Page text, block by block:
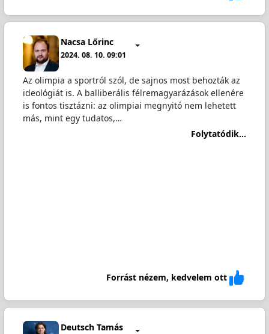
Nacsa Lőrinc
2024. 08. 10. 09:01
Az olimpia a sportról szól, de sajnos most behozták az
ideológiát is. A balliberális félremagyarázások ellenére
is fontos tisztázni: az olimpiai megnyitó nem lehetett
más, mint egy tudatos,…
Folytatódik...
Forrást nézem, kedvelem ott
Deutsch Tamás